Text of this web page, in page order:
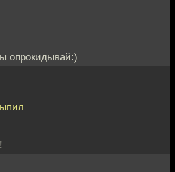
опрокидывай:)